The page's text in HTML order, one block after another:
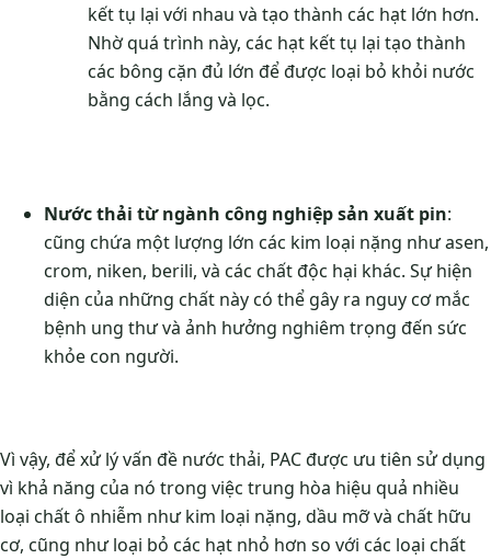
kết tụ lại với nhau và tạo thành các hạt lớn hơn.
Nhờ quá trình này, các hạt kết tụ lại tạo thành
các bông cặn đủ lớn để được loại bỏ khỏi nước
bằng cách lắng và lọc.
Nước thải từ ngành công nghiệp sản xuất pin:
cũng chứa một lượng lớn các kim loại nặng như asen,
crom, niken, berili, và các chất độc hại khác. Sự hiện
diện của những chất này có thể gây ra nguy cơ mắc
bệnh ung thư và ảnh hưởng nghiêm trọng đến sức
khỏe con người.
Vì vậy, để xử lý vấn đề nước thải, PAC được ưu tiên sử dụng
vì khả năng của nó trong việc trung hòa hiệu quả nhiều
loại chất ô nhiễm như kim loại nặng, dầu mỡ và chất hữu
cơ, cũng như loại bỏ các hạt nhỏ hơn so với các loại chất